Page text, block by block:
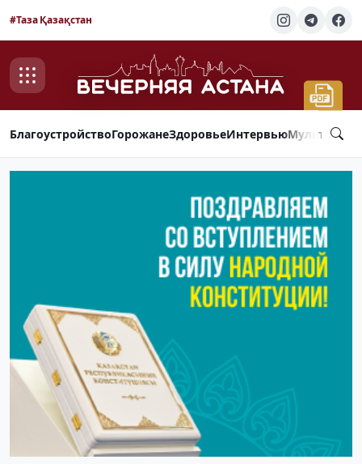
#Таза Қазақстан
БлагоустройствоГорожанеЗдоровьеИнтервью